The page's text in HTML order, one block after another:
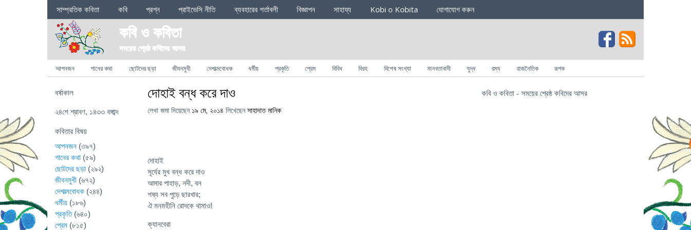
Sections
সাম্প্রতিক কবিতা কবি প্রশ্ন প্রাইভেসি নীতি ব্যবহারের শর্তাবলী বিজ্ঞাপন সাহায্য Kobi o Kobita যোগাযোগ করুন
কবি ও কবিতা
সময়ের শ্রেষ্ঠ কবিদের আসর
Categories
আপনজন গানের কথা ছোটদের ছড়া জীবনমুখী দেশাত্মবোধক ধর্মীয় প্রকৃতি প্রেম বিবিধ বিরহ বিশেষ সংখ্যা মানবতাবাদী যুদ্ধ রম্য রাজনৈতিক রূপক
দোহাই বন্ধ করে দাও
লেখা জমা দিয়েছেন ১৯ মে, ২০১৪ লিখেছেন সাহাদাত মানিক
দোহাই
সূর্যের মুখ বন্ধ করে দাও
আমার পাহাড়, নদী, বন
শষ্য সব পুড়ে ছারখার;
ঐ মনমহীনি রোদকে থামাও!
ক্যানবেরা
বর্ষাকাল
২৪শে শ্রাবণ, ১৪৩৩ বঙ্গাব্দ
কবিতার বিষয়
আপনজন (৩৯৭)
গানের কথা (৫৯)
ছোটদের ছড়া (২৯২)
জীবনমুখী (৬৭২)
দেশাত্মবোধক (২৪৪)
ধর্মীয় (১৮৬)
প্রকৃতি(৬৪০)
প্রেম (৮১৫)
কবি ও কবিতা - সময়ের শ্রেষ্ঠ কবিদের আসর